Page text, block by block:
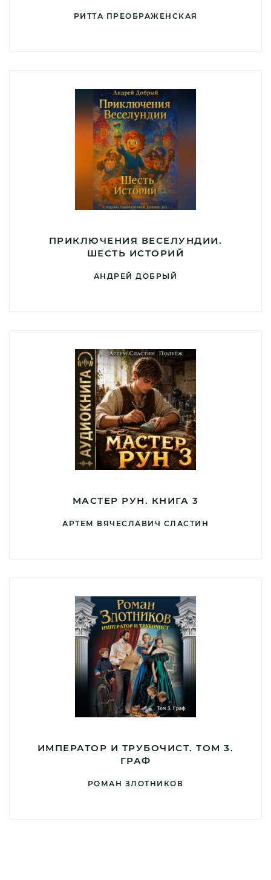
РИТТА ПРЕОБРАЖЕНСКАЯ
ПРИКЛЮЧЕНИЯ ВЕСЕЛУНДИИ.
ШЕСТЬ ИСТОРИЙ
АНДРЕЙ ДОБРЫЙ
МАСТЕР РУН. КНИГА 3
АРТЕМ ВЯЧЕСЛАВИЧ СЛАСТИН
ИМПЕРАТОР И ТРУБОЧИСТ. ТОМ 3.
ГРАФ
РОМАН ЗЛОТНИКОВ